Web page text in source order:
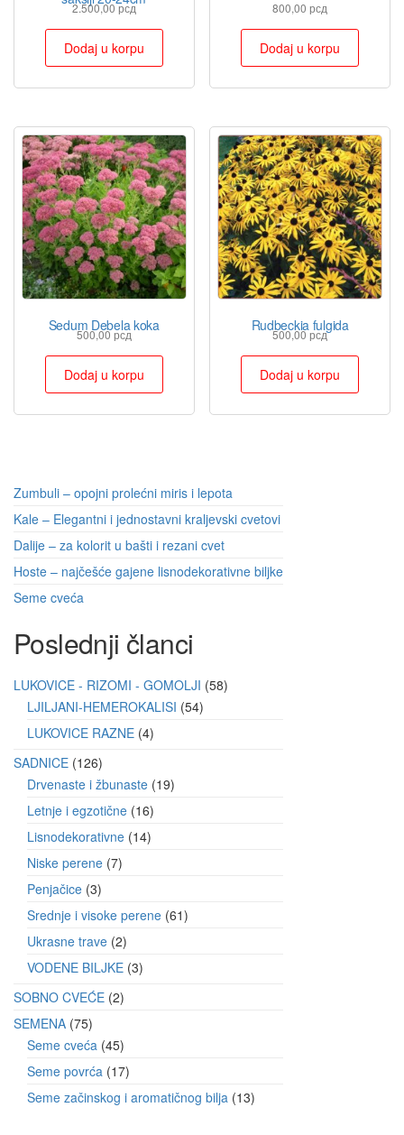
2.500,00рсд
Dodaj u korpu
800,00рсд
Dodaj u korpu
Sedum Debela koka
500,00рсд
Dodaj u korpu
Rudbeckia fulgida
500,00рсд
Dodaj u korpu
Zumbuli – opojni prolećni miris i lepota
Kale – Elegantni i jednostavni kraljevski cvetovi
Dalije – za kolorit u bašti i rezani cvet
Hoste – najčešće gajene lisnodekorativne biljke
Seme cveća
Poslednji članci
LUKOVICE - RIZOMI - GOMOLJI 58
LJILJANI-HEMEROKALISI 54
LUKOVICE RAZNE 4
SADNICE 126
Drvenaste i žbunaste 19
Letnje i egzotične 16
Lisnodekorativne 14
Niske perene 7
Penjačice 3
Srednje i visoke perene 61
Ukrasne trave 2
VODENE BILJKE 3
SOBNO CVEĆE 2
SEMENA 75
Seme cveća 45
Seme povrća 17
Seme začinskog i aromatičnog bilja 13